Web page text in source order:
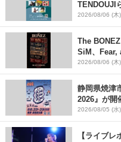
TENDOUJI
支援プロジ
2026/08/06 (木)
The
SiM、Fear,
アーティス
2026/08/06 (木)
静岡県焼津
2026』が
メ×ランタ
2026/08/05 (水)
【ライブ